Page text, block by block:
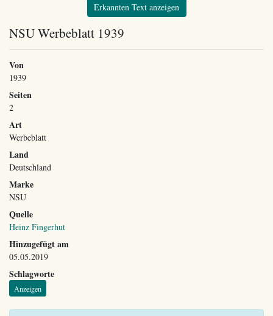
Erkannten Text anzeigen
NSU Werbeblatt 1939
Von
1939
Seiten
2
Art
Werbeblatt
Land
Deutschland
Marke
NSU
Quelle
Heinz Fingerhut
Hinzugefügt am
05.05.2019
Schlagworte
Anzeigen